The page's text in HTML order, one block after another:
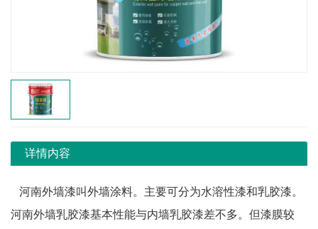
详情内容
河南外墙漆叫外墙涂料。主要可分为水溶性漆和乳胶漆。
河南外墙乳胶漆基本性能与内墙乳胶漆差不多。但漆膜较